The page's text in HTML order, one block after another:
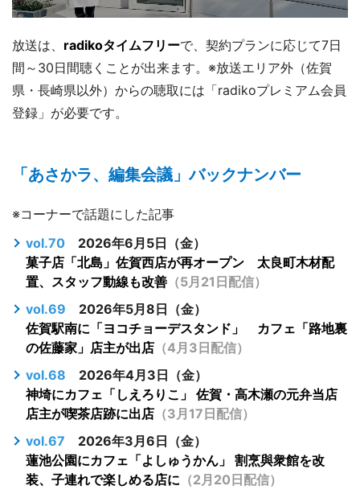
放送は、 radikoタイムフリーで、契約プランに応じて7日
間～30日間聴くことが出来ます。※放送エリア外（佐賀
県・長崎県以外）からの聴取には「radikoプレミアム会員
登録」が必要です。
「あさかラ、編集会議 」バックナンバー
※コーナーで話題にした記事
vol.70 2026年6月5日（金）
菓子店「北島」佐賀西店が再オープン 太良町木材配
置、スタッフ動線も改善 （5月21日配信）
vol.69 2026年5月8日（金）
佐賀駅南に「ヨコチョーデスタンド」 カフェ「路地裏
の佐藤家」店主が出店 （4月3日配信）
vol.68 2026年4月3日（金）
神埼にカフェ「しえろりこ」 佐賀・高木瀬の元弁当店
店主が喫茶店跡に出店 （3月17日配信）
vol.67 2026年3月6日（金）
蓮池公園にカフェ「よしゅうかん」 割烹與衆館を改
装、子連れで楽しめる店に （2月20日配信）